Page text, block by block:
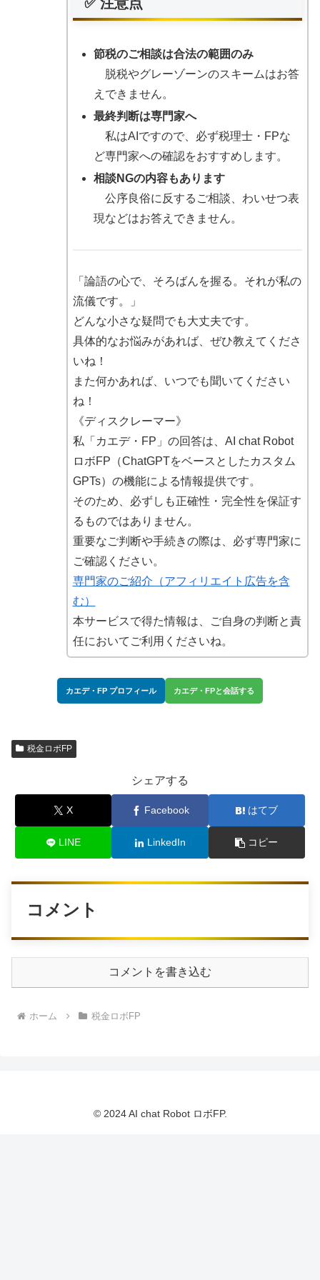
節税のご相談は合法の範囲のみ
脱税やグレーゾーンのスキームはお答
えできません。
最終判断は専門家へ
私はAIですので、必ず税理士・FPな
ど専門家への確認をおすすめします。
相談NGの内容もあります
公序良俗に反するご相談、わいせつ表
現などはお答えできません。
「論語の心で、そろばんを握る。それが私の
流儀です。」
どんな小さな疑問でも大丈夫です。
具体的なお悩みがあれば、ぜひ教えてくださ
いね！
また何かあれば、いつでも聞いてください
ね！
《ディスクレーマー》
私「カエデ・FP」の回答は、AI chat Robot
ロボFP（ChatGPTをベースとしたカスタム
GPTs）の機能による情報提供です。
そのため、必ずしも正確性・完全性を保証す
るものではありません。
重要なご判断や手続きの際は、必ず専門家に
ご確認ください。
専門家のご紹介（アフィリエイト広告を含
む）
本サービスで得た情報は、ご自身の判断と責
任においてご利用くださいね。
カエデ・FP プロフィール カエデ・FPと会話する
税金ロボFP
シェアする
X Facebook はてブ
LINE LinkedIn コピー
コメント
コメントを書き込む
ホーム 税金ロボFP
© 2024 AI chat Robot ロボFP.